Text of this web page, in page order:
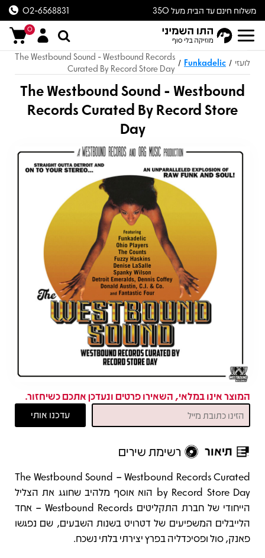
משלוח חינם עד הבית מעל 350
ש״ח
02-6568831
0
לועזי /
Funkadelic
/
The Westbound Sound - Westbound Records
Curated By Record Store Day
The Westbound Sound - Westbound
Records Curated By Record Store
Day
המוצר אינו במלאי, השאירו פרטים ונעדכן אתכם כשיחזור.
תיאור רשימת שירים
תיאור
The Westbound Sound – Westbound Records Curated
by Record Store Day הוא אוסף מלהיב שחוגג את הצליל
הייחודי של חברת התקליטים Westbound Records – אחד
הלייבלים המשפיעים של דטרויט בשנות השבעים, שם נפגשו
פאנק, סול ופסיכדליה בפרץ יצירתי בלתי נשכח.